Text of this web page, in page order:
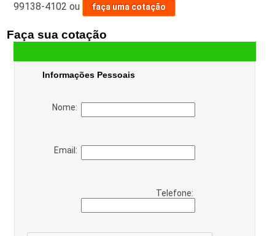
99138-4102 ou faça uma cotação
Faça sua cotação
Informações Pessoais
Nome:
Email:
Telefone: